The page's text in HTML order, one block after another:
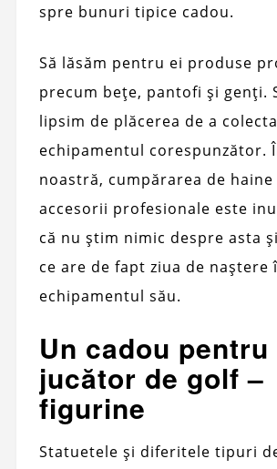
spre bunuri tipice cadou.
Să lăsăm pentru ei produse
precum bețe, pantofi și genți.
lipsim de plăcerea de a colecta
echipamentul corespunzător.
noastră, cumpărarea de haine
accesorii profesionale este
că nu știm nimic despre asta
ce are de fapt ziua de naștere
echipamentul său.
Un cadou pentru
jucător de golf –
figurine
Statuetele și diferitele tipuri